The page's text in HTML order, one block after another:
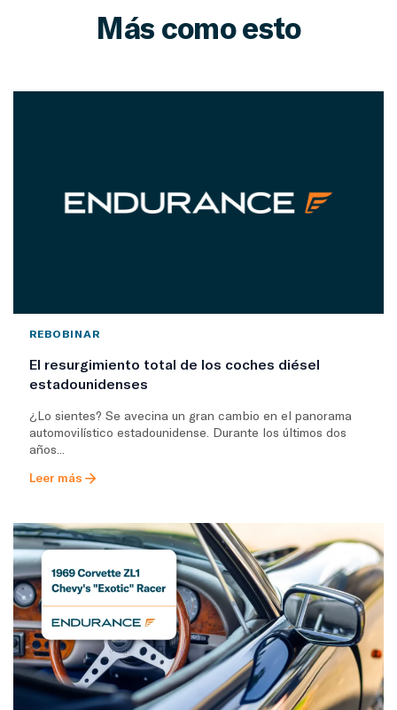
Más como esto
REBOBINAR
El resurgimiento total de los coches diésel
estadounidenses
¿Lo sientes? Se avecina un gran cambio en el panorama
automovilístico estadounidense. Durante los últimos dos
años...
Leer más